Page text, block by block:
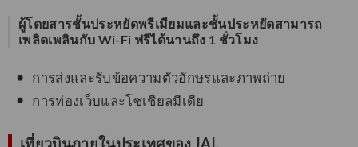
ผู้โดยสารชั้นประหยัดพรีเมียมและชั้นประหยัดสามารถ
เพลิดเพลินกับ Wi-Fi ฟรีได้นานถึง 1 ชั่วโมง
การส่งและรับข้อความตัวอักษรและภาพถ่าย
การท่องเว็บและโซเชียลมีเดีย
เที่ยวบินภายในประเทศของ JAL